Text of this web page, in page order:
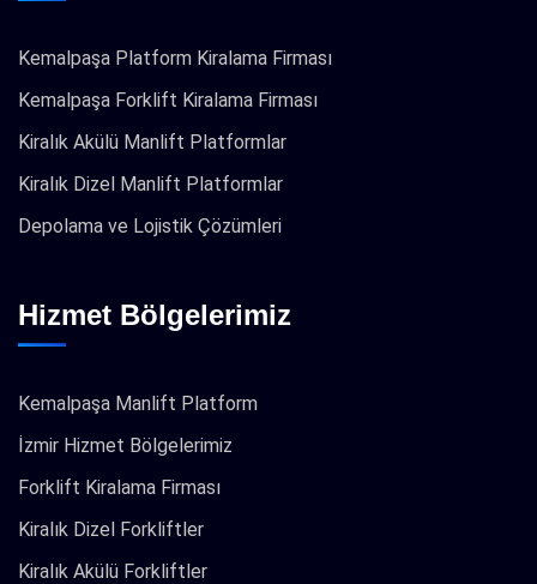
Kemalpaşa Platform Kiralama Firması
Kemalpaşa Forklift Kiralama Firması
Kiralık Akülü Manlift Platformlar
Kiralık Dizel Manlift Platformlar
Depolama ve Lojistik Çözümleri
Hizmet Bölgelerimiz
Kemalpaşa Manlift Platform
İzmir Hizmet Bölgelerimiz
Forklift Kiralama Firması
Kiralık Dizel Forkliftler
Kiralık Akülü Forkliftler